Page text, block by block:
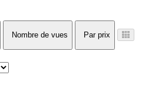
Nombre de vues Par prix